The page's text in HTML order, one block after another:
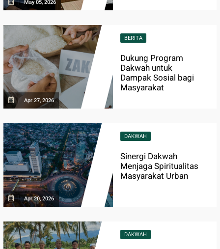
May 05, 2026
Apr 27, 2026
BERITA
Dukung Program
Dakwah untuk
Dampak Sosial bagi
Masyarakat
Apr 20, 2026
DAKWAH
Sinergi Dakwah
Menjaga Spiritualitas
Masyarakat Urban
DAKWAH